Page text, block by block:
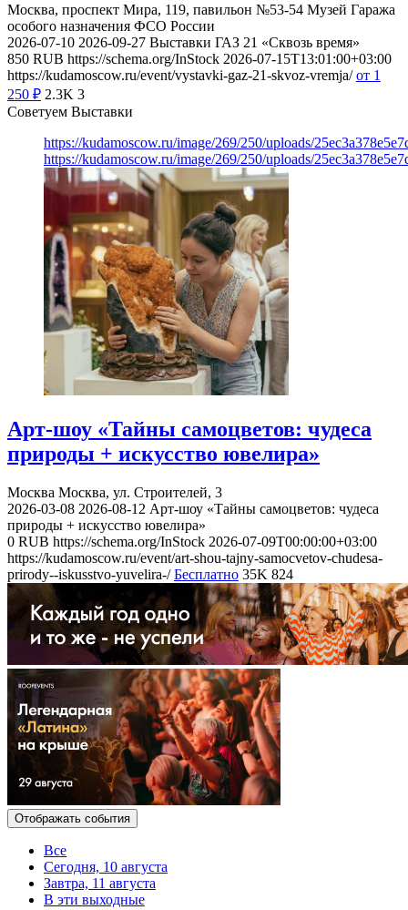
Москва, проспект Мира, 119, павильон №53-54 Музей Гаража
особого назначения ФСО России
2026-07-10 2026-09-27 Выставки ГАЗ 21 «Сквозь время»
850 RUB https://schema.org/InStock 2026-07-15T13:01:00+03:00
https://kudamoscow.ru/event/vystavki-gaz-21-skvoz-vremja/ от 1
250 ₽ 2.3K 3
Советуем Выставки
https://kudamoscow.ru/image/269/250/uploads/
https://kudamoscow.ru/image/269/250/uploads/
Арт-шоу «Тайны самоцветов: чудеса
природы + искусство ювелира»
Москва Москва, ул. Строителей, 3
2026-03-08 2026-08-12 Арт-шоу «Тайны самоцветов: чудеса
природы + искусство ювелира»
0 RUB https://schema.org/InStock 2026-07-09T00:00:00+03:00
https://kudamoscow.ru/event/art-shou-tajny-samocvetov-chudesa-
prirody--iskusstvo-yuvelira-/ Бесплатно 35K 824
Отображать события
Все
Сегодня, 10 августа
Завтра, 11 августа
В эти выходные